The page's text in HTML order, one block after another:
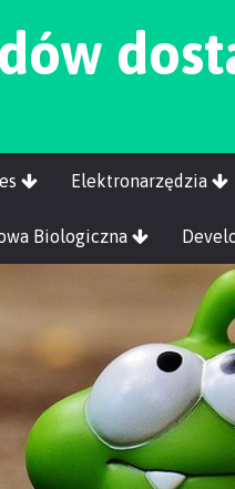
Elektronarzędzia
Biologiczna